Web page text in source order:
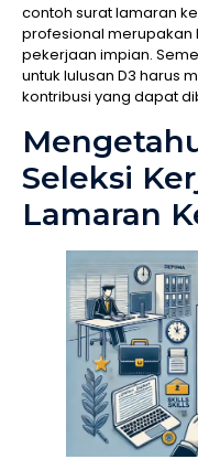
contoh surat lamaran
profesional
pekerjaan impian.
untuk lulusan D3 harus
kontribusi yang dapat
Seleksi
Lamaran